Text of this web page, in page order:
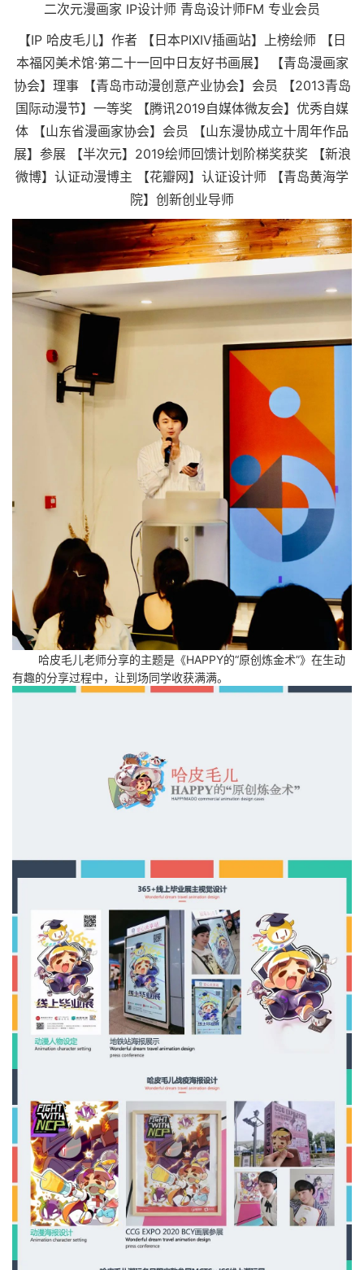
二次元漫画家 IP设计师 青岛设计师FM 专业会员
【IP 哈皮毛儿】作者 【日本PIXIV插画站】上榜绘师 【日
本福冈美术馆·第二十一回中日友好书画展】 【青岛漫画家
协会】理事 【青岛市动漫创意产业协会】会员 【2013青岛
国际动漫节】一等奖 【腾讯2019自媒体微友会】优秀自媒
体 【山东省漫画家协会】会员 【山东漫协成立十周年作品
展】参展 【半次元】2019绘师回馈计划阶梯奖获奖 【新浪
微博】认证动漫博主 【花瓣网】认证设计师 【青岛黄海学
院】创新创业导师
哈皮毛儿老师分享的主题是《HAPPY的“原创炼金术”》在生动
有趣的分享过程中，让到场同学收获满满。